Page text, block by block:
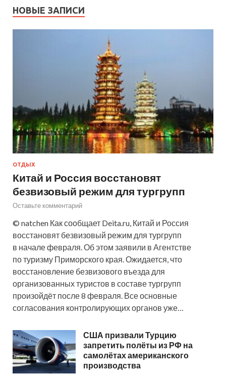
НОВЫЕ ЗАПИСИ
ОТДЫХ
Китай и Россия восстановят
безвизовый режим для тургрупп
Оставьте комментарий
© natchen Как сообщает Deita.ru, Китай и Россия
восстановят безвизовый режим для тургрупп
в начале февраля. Об этом заявили в Агентстве
по туризму Приморского края. Ожидается, что
восстановление безвизового въезда для
организованных туристов в составе тургрупп
произойдёт после 8 февраля. Все основные
согласования контролирующих органов уже…
США призвали Турцию
запретить полёты из РФ на
самолётах американского
производства